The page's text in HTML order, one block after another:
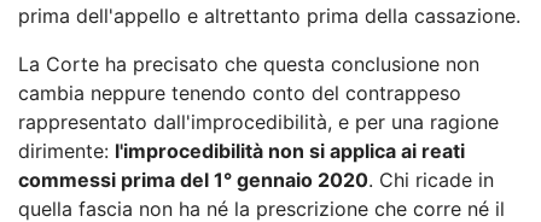
prima dell'appello e altrettanto prima della cassazione.
La Corte ha precisato che questa conclusione non
cambia neppure tenendo conto del contrappeso
rappresentato dall'improcedibilità, e per una ragione
dirimente: l'improcedibilità non si applica ai reati
commessi prima del 1° gennaio 2020. Chi ricade in
quella fascia non ha né la prescrizione che corre né il